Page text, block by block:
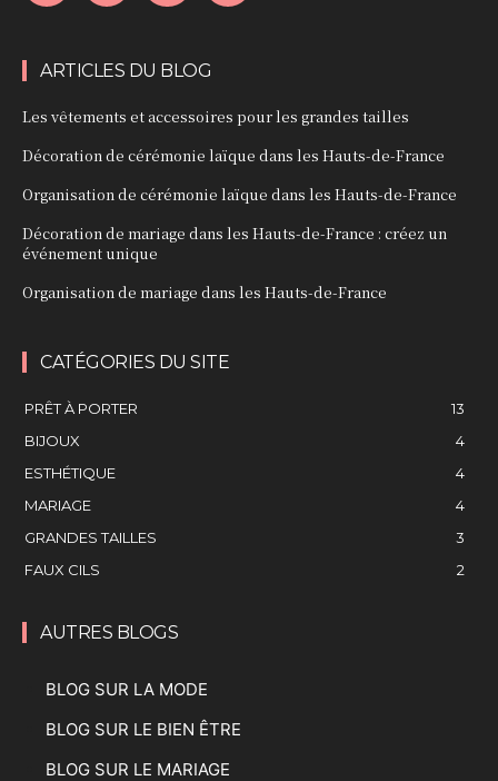
ARTICLES DU BLOG
Les vêtements et accessoires pour les grandes tailles
Décoration de cérémonie laïque dans les Hauts-de-France
Organisation de cérémonie laïque dans les Hauts-de-France
Décoration de mariage dans les Hauts-de-France : créez un
événement unique
Organisation de mariage dans les Hauts-de-France
CATÉGORIES DU SITE
PRÊT À PORTER
13
BIJOUX
4
ESTHÉTIQUE
4
MARIAGE
4
GRANDES TAILLES
3
FAUX CILS
2
AUTRES BLOGS
BLOG SUR LA MODE
BLOG SUR LE BIEN ÊTRE
BLOG SUR LE MARIAGE